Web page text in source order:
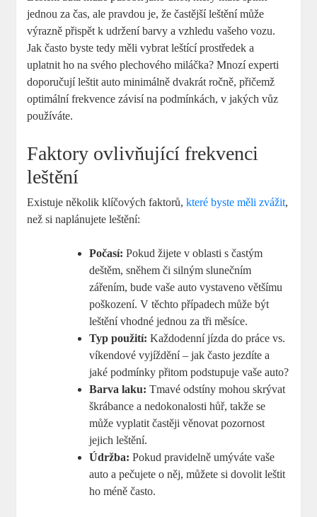
jednou za čas, ale pravdou je, že častější leštění může
výrazně přispět k udržení barvy a vzhledu vašeho vozu.
Jak často byste tedy měli vybrat leštící prostředek a
uplatnit ho na svého plechového miláčka? Mnozí experti
doporučují leštit auto minimálně dvakrát ročně, přičemž
optimální frekvence závisí na podmínkách, v jakých vůz
používáte.
Faktory ovlivňující frekvenci
leštění
Existuje několik klíčových faktorů,které byste měli zvážit,
než si naplánujete leštění:
Počasí: Pokud žijete v oblasti s častým
deštěm, sněhem či silným slunečním
zářením, bude vaše auto vystaveno většímu
poškození. V těchto případech může být
leštění vhodné jednou za tři měsíce.
Typ použití: Každodenní jízda do práce vs.
víkendové vyjíždění – jak často jezdíte a
jaké podmínky přitom podstupuje vaše auto?
Barva laku: Tmavé odstíny mohou skrývat
škrábance a nedokonalosti hůř, takže se
může vyplatit častěji věnovat pozornost
jejich leštění.
Údržba: Pokud pravidelně umýváte vaše
auto a pečujete o něj, můžete si dovolit leštit
ho méně často.